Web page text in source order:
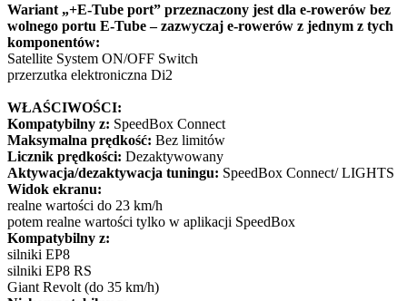
Wariant „+E-Tube port” przeznaczony jest dla e-rowerów bez
wolnego portu E-Tube – zazwyczaj e-rowerów z jednym z tych
komponentów:
Satellite System ON/OFF Switch
przerzutka elektroniczna Di2
WŁAŚCIWOŚCI:
Kompatybilny z: SpeedBox Connect
Maksymalna prędkość: Bez limitów
Licznik prędkości: Dezaktywowany
Aktywacja/dezaktywacja tuningu: SpeedBox Connect/ LIGHTS
Widok ekranu:
realne wartości do 23 km/h
potem realne wartości tylko w aplikacji SpeedBox
Kompatybilny z:
silniki EP8
silniki EP8 RS
Giant Revolt (do 35 km/h)